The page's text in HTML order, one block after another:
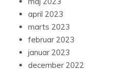
april 2023
marts 2023
februar 2023
januar 2023
december 2022